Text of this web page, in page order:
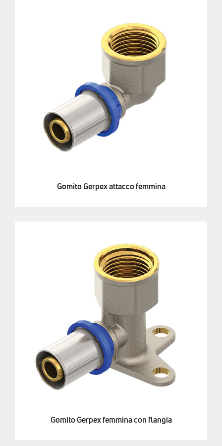
Gomito Gerpex attacco femmina
Gomito Gerpex femmina con flangia